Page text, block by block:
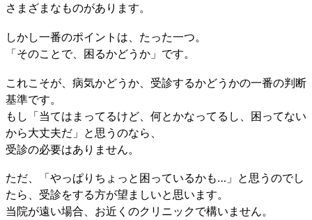
さまざまなものがあります。
しかし一番のポイントは、たった一つ。
「そのことで、困るかどうか」です。
これこそが、病気かどうか、受診するかどうかの一番の判断
基準です。
もし「当てはまってるけど、何とかなってるし、困ってない
から大丈夫だ」と思うのなら、
受診の必要はありません。
ただ、「やっぱりちょっと困っているかも…」と思うのでし
たら、受診をする方が望ましいと思います。
当院が遠い場合、お近くのクリニックで構いません。